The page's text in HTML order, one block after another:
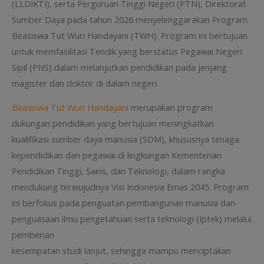
(LLDIKTI), serta Perguruan Tinggi Negeri (PTN), Direktorat
Sumber Daya pada tahun 2026 menyelenggarakan Program
Beasiswa Tut Wuri Handayani (TWH). Program ini bertujuan
untuk memfasilitasi Tendik yang berstatus Pegawai Negeri
Sipil (PNS) dalam melanjutkan pendidikan pada jenjang
magister dan doktor di dalam negeri.
Beasiswa Tut Wuri Handayani merupakan program
dukungan pendidikan yang bertujuan meningkatkan
kualifikasi sumber daya manusia (SDM), khususnya tenaga
kependidikan dan pegawai di lingkungan Kementerian
Pendidikan Tinggi, Sains, dan Teknologi, dalam rangka
mendukung terwujudnya Visi Indonesia Emas 2045. Program
ini berfokus pada penguatan pembangunan manusia dan
penguasaan ilmu pengetahuan serta teknologi (Iptek) melalui
pemberian
kesempatan studi lanjut, sehingga mampu menciptakan